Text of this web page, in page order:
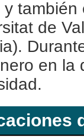
y
de
en la